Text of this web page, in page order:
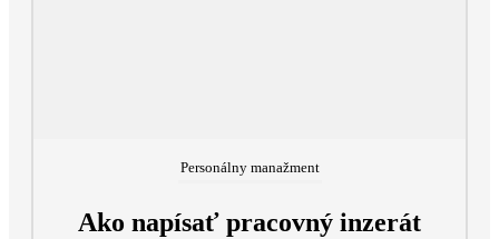
Personálny manažment
Ako napísať pracovný inzerát